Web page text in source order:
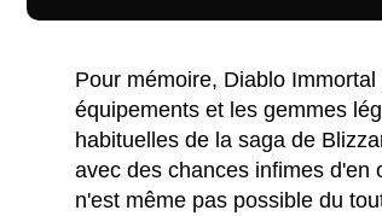
Pour mémoire, Diablo
équipements et les gemmes
habituelles de la saga de
avec des chances infimes
n'est même pas possible du